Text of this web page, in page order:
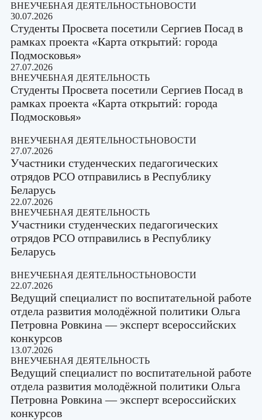
ВНЕУЧЕБНАЯ ДЕЯТЕЛЬНОСТЬНОВОСТИ
30.07.2026
Студенты Просвета посетили Сергиев Посад в
рамках проекта «Карта открытий: города
Подмосковья»
27.07.2026
ВНЕУЧЕБНАЯ ДЕЯТЕЛЬНОСТЬ
Студенты Просвета посетили Сергиев Посад в
рамках проекта «Карта открытий: города
Подмосковья»
ВНЕУЧЕБНАЯ ДЕЯТЕЛЬНОСТЬНОВОСТИ
27.07.2026
Участники студенческих педагогических
отрядов РСО отправились в Республику
Беларусь
22.07.2026
ВНЕУЧЕБНАЯ ДЕЯТЕЛЬНОСТЬ
Участники студенческих педагогических
отрядов РСО отправились в Республику
Беларусь
ВНЕУЧЕБНАЯ ДЕЯТЕЛЬНОСТЬНОВОСТИ
22.07.2026
Ведущий специалист по воспитательной работе
отдела развития молодёжной политики Ольга
Петровна Ровкина — эксперт всероссийских
конкурсов
13.07.2026
ВНЕУЧЕБНАЯ ДЕЯТЕЛЬНОСТЬ
Ведущий специалист по воспитательной работе
отдела развития молодёжной политики Ольга
Петровна Ровкина — эксперт всероссийских
конкурсов